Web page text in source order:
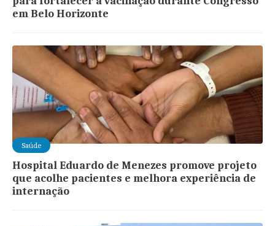
em Belo Horizonte
Saúde
Hospital Eduardo de Menezes promove projeto
que acolhe pacientes e melhora experiência de
internação